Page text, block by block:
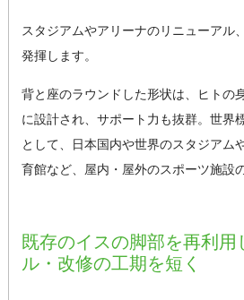
スタジアムやアリーナのリニューアル
発揮します。
背と座のラウンドした形状は、ヒトの
に設計され、サポート力も抜群。世界
として、日本国内や世界のスタジアム
育館など、屋内・屋外のスポーツ施設
既存のイスの脚部を再利用
ル・改修の工期を短く